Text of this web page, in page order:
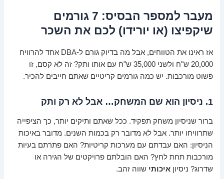
מעבר למספר הבסיס: 7 גורמים
שיקפיצו (או יורידו) לכם את השכר
אז ראינו את הטווחים, אבל מה בדיוק גורם ל-DBA אחד להרוויח
20,000 ש"ח ולשני 35,000 ש"ח עם אותו ותק? זה לא קסם, זו
פשוט מורכבות. יש כמה גורמים קריטיים שאתם חייבים להכיר.
1. ניסיון הוא שם המשחק… אבל לא רק ותק
ברור שניסיון משחק תפקיד. ככל שאתם ותיקים יותר, כך הציפייה
שתרוויחו יותר. אבל לא מדובר רק בכמות השנים. מדובר באיכות
הניסיון: האם עבדתם עם מערכות קריטיות? האם פתרתם בעיות
מורכבות תחת לחץ? האם הובלתם פרויקטים של הגירה או
שדרוג? ניסיוןאיכותי שווה זהב.